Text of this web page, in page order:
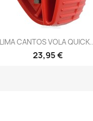
LIMA CANTOS VOLA
23,95 €